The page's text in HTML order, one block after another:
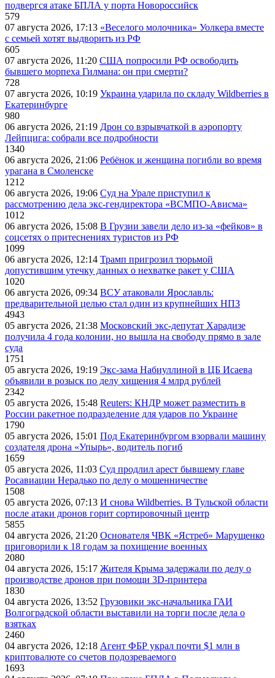
подвергся атаке БПЛА у порта Новороссийск
579
07 августа 2026, 17:13 «Веселого молочника» Уолкера вместе
с семьей хотят выдворить из РФ
605
07 августа 2026, 11:20 США попросили РФ освободить
бывшего морпеха Гилмана: он при смерти?
728
07 августа 2026, 10:19 Украина ударила по складу Wildberries в
Екатеринбурге
980
06 августа 2026, 21:19 Дрон со взрывчаткой в аэропорту
Лейпцига: собрали все подробности
1340
06 августа 2026, 21:06 Ребёнок и женщина погибли во время
урагана в Смоленске
1212
06 августа 2026, 19:06 Суд на Урале приступил к
рассмотрению дела экс-гендиректора «ВСМПО-Ависма»
1012
06 августа 2026, 15:08 В Грузии завели дело из-за «фейков» в
соцсетях о притеснениях туристов из РФ
1099
06 августа 2026, 12:14 Трамп пригрозил тюрьмой
допустившим утечку данных о нехватке ракет у США
1020
06 августа 2026, 09:34 ВСУ атаковали Ярославль:
предварительной целью стал один из крупнейших НПЗ
4943
05 августа 2026, 21:38 Московский экс-депутат Харадизе
получила 4 года колонии, но вышла на свободу прямо в зале
суда
1751
05 августа 2026, 19:19 Экс-зама Набиуллиной в ЦБ Исаева
объявили в розыск по делу хищения 4 млрд рублей
2342
05 августа 2026, 15:48 Reuters: КНДР может разместить в
России ракетное подразделение для ударов по Украине
1790
05 августа 2026, 15:01 Под Екатеринбургом взорвали машину
создателя дрона «Упырь», водитель погиб
1659
05 августа 2026, 11:03 Суд продлил арест бывшему главе
Росавиации Нерадько по делу о мошенничестве
1508
05 августа 2026, 07:13 И снова Wildberries. В Тульской области
после атаки дронов горит сортировочный центр
5855
04 августа 2026, 21:20 Основателя ЧВК «Ястреб» Марущенко
приговорили к 18 годам за похищение военных
2080
04 августа 2026, 15:17 Жителя Крыма задержали по делу о
производстве дронов при помощи 3D‑принтера
1830
04 августа 2026, 13:52 Грузовики экс-начальника ГАИ
Волгоградской области выставили на торги после дела о
взятках
2460
04 августа 2026, 12:18 Агент ФБР украл почти $1 млн в
криптовалюте со счетов подозреваемого
1693